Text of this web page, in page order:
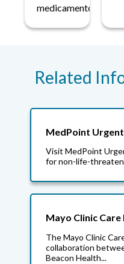
medicamentos.
Related
MedPoint
Visit MedPoint
for non-life-
Mayo Clinic
The Mayo Clinic
collaboration
Beacon Health...